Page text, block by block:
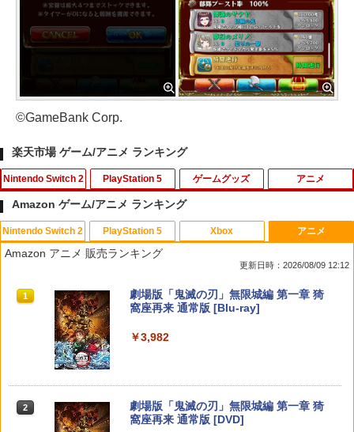
©GameBank Corp.
楽天市場 ゲーム/アニメ ランキング
Nintendo Switch 2
1
ホリ ワイヤレスホリパッド TURBO for
Nintendo Switch 2 ルビーマゼンタ [N
￥7,580
￥7,623
PlayStation 5
1
シティーズ：スカイライン リマスター
ジャパン・スペシャル・エディション
￥5,901
ゲームグッズ
1
PS Vita 2000 アナログスティック・スラ
イドパッド修理用基板 部品 パーツ L R
互換 黒 ブラック オリジナルウエス スラ
￥750
ルム シート 液晶保護 ガラス スチーム ス
チームデック OLED スチームデック LC
アニメ
1
【中古】おそ松さん 第五松（初回生産
限定版 Blu-ray DISC）/Blu−ray Dis
￥272
￥320
Amazon ゲーム/アニメ ランキング
Nintendo Switch 2
1
スプラトゥーン レイダース|オンライン
コード版
￥5,832
2 スプラトゥーン レイダース -Switch2
PlayStation 5
1
PlayStation 5 デジタル・エディション
日本語専用 Console Language: Japan
2
Beast of Reincarnation -PS5 【特典】
プロダクトコード 封入
Xbox
1
【純正品】Xbox ワイヤレス コントロー
ラー + USB-C® ケーブル
￥8,300
ラー (ロボット ホワイト)
アニメ
Amazon アニメ 販売ランキング
更新日時：2026/08/09 12:12
1
劇場版「鬼滅の刃」無限城編 第一章 猗
窩座再来 通常版 [Blu-ray]
￥3,982
2
劇場版「鬼滅の刃」無限城編 第一章 猗
窩座再来 通常版 [DVD]